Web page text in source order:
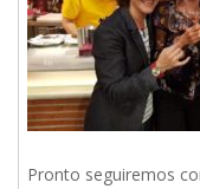
Pronto seguiremos